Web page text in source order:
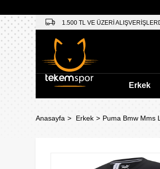
1.500 TL VE ÜZERİ
Erkek
Anasayfa Erkek Puma Bmw Mms